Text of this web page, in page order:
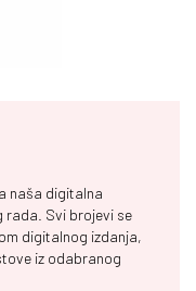
naša digitalna
rada. Svi brojevi se
digitalnog izdanja,
iz odabranog